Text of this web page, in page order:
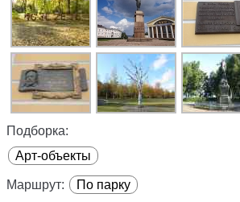
Подборка:
Арт-объекты
Маршрут: По парку